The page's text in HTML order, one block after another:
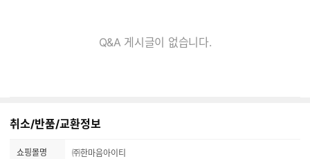
Q&A 게시글이 없습니다.
취소/반품/교환정보
쇼핑몰명 ㈜한마음아이티